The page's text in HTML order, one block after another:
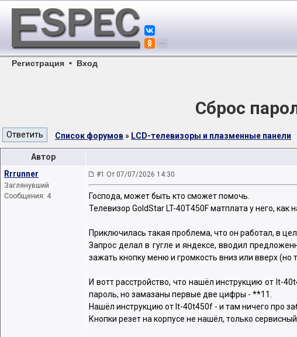
Регистрация • Вход
Сброс
Список форумов » LCD-телевизоры и плазменные панели
Автор
Rrrunner
Заглянувший
Сообщения: 4
#1 От 07/07/2026 14:30
Господа, может быть кто сможет помочь.
Телевизор GoldStar LT-40T450F матплата у него, как
Приключилась такая проблема, что он работал, в
Запрос делал в гугле и яндексе, вводил
зажать кнопку меню и громкость вниз или вверх
И вотт расстройство, что нашёл инструкцию от lt-
пароль, но замазаны первые две цифры - **11.
Нашёл инструкцию от lt-40t450f - и там ничего про
Кнопки резет на корпусе не нашёл, только